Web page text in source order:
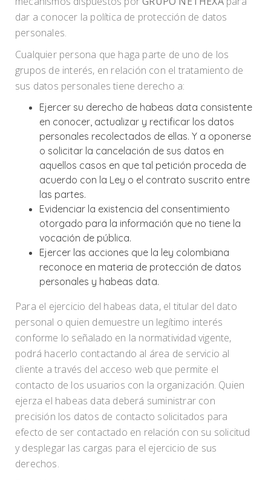
dar a conocer la política de protección de datos
personales.
Cualquier persona que haga parte de uno de los
grupos de interés, en relación con el tratamiento de
sus datos personales tiene derecho a:
Ejercer su derecho de habeas data consistente
en conocer, actualizar y rectificar los datos
personales recolectados de ellas. Y a oponerse
o solicitar la cancelación de sus datos en
aquellos casos en que tal petición proceda de
acuerdo con la Ley o el contrato suscrito entre
las partes.
Evidenciar la existencia del consentimiento
otorgado para la información que no tiene la
vocación de pública.
Ejercer las acciones que la ley colombiana
reconoce en materia de protección de datos
personales y habeas data.
Para el ejercicio del habeas data, el titular del dato
personal o quien demuestre un legítimo interés
conforme lo señalado en la normatividad vigente,
podrá hacerlo contactando al área de servicio al
cliente a través del acceso web que permite el
contacto de los usuarios con la organización. Quien
ejerza el habeas data deberá suministrar con
precisión los datos de contacto solicitados para
efecto de ser contactado en relación con su solicitud
y desplegar las cargas para el ejercicio de sus
derechos.